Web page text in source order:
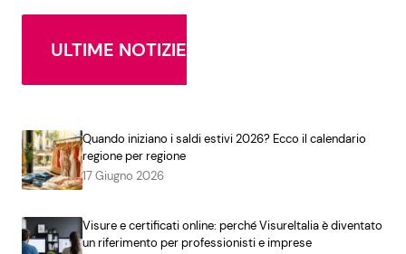
ULTIME NOTIZIE
Quando iniziano i saldi estivi 2026? Ecco il calendario
regione per regione
17 Giugno 2026
Visure e certificati online: perché VisureItalia è diventato
un riferimento per professionisti e imprese